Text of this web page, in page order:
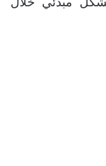
مبدئي خلال